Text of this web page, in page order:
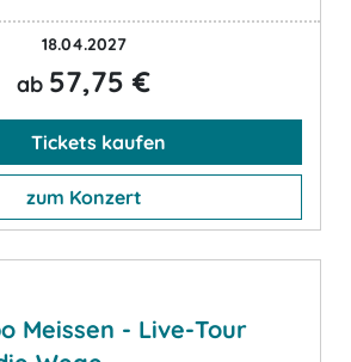
18.04.2027
ab 57,75 €
Tickets kaufen
zum Konzert
Meissen - Live-Tour